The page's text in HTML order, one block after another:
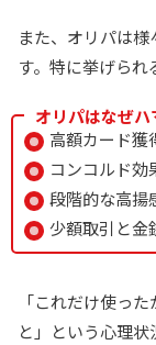
また、オリパは
す。特に挙げられ
オリパはなぜハ
高額カード獲
コンコルド効
段階的な高揚
少額取引と金
「これだけ使っ
と」という心理